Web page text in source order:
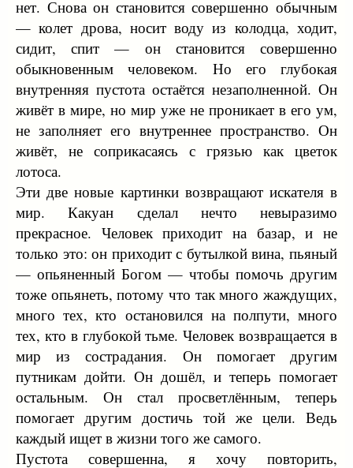
нет. Снова он становится совершенно обычным
— колет дрова, носит воду из колодца, ходит,
сидит, спит — он становится совершенно
обыкновенным человеком. Но его глубокая
внутренняя пустота остаётся незаполненной. Он
живёт в мире, но мир уже не проникает в его ум,
не заполняет его внутреннее пространство. Он
живёт, не соприкасаясь с грязью как цветок
лотоса.
Эти две новые картинки возвращают искателя в
мир. Какуан сделал нечто невыразимо
прекрасное. Человек приходит на базар, и не
только это: он приходит с бутылкой вина, пьяный
— опьяненный Богом — чтобы помочь другим
тоже опьянеть, потому что так много жаждущих,
много тех, кто остановился на полпути, много
тех, кто в глубокой тьме. Человек возвращается в
мир из сострадания. Он помогает другим
путникам дойти. Он дошёл, и теперь помогает
остальным. Он стал просветлённым, теперь
помогает другим достичь той же цели. Ведь
каждый ищет в жизни того же самого.
Пустота совершенна, я хочу повторить,